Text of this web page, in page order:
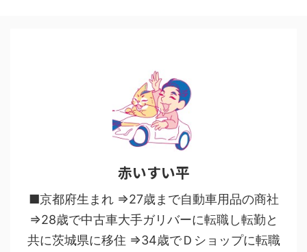
赤いすい平
■京都府生まれ ⇒27歳まで自動車用品の商社
⇒28歳で中古車大手ガリバーに転職し転勤と
共に茨城県に移住 ⇒34歳でＤショップに転職